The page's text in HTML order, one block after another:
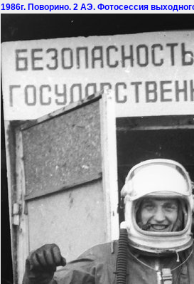
1986г. Поворино. 2 АЭ. Фотосессия